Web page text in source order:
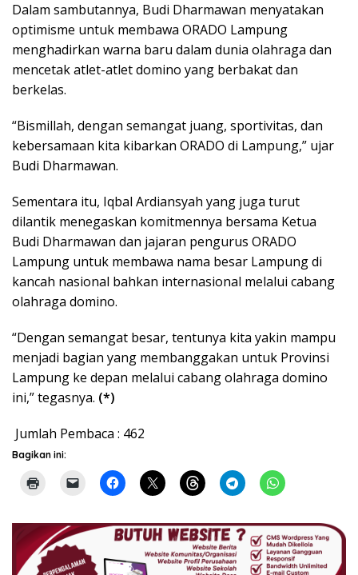
Dalam sambutannya, Budi Dharmawan menyatakan
optimisme untuk membawa ORADO Lampung
menghadirkan warna baru dalam dunia olahraga dan
mencetak atlet-atlet domino yang berbakat dan
berkelas.
“Bismillah, dengan semangat juang, sportivitas, dan
kebersamaan kita kibarkan ORADO di Lampung,” ujar
Budi Dharmawan.
Sementara itu, Iqbal Ardiansyah yang juga turut
dilantik menegaskan komitmennya bersama Ketua
Budi Dharmawan dan jajaran pengurus ORADO
Lampung untuk membawa nama besar Lampung di
kancah nasional bahkan internasional melalui cabang
olahraga domino.
“Dengan semangat besar, tentunya kita yakin mampu
menjadi bagian yang membanggakan untuk Provinsi
Lampung ke depan melalui cabang olahraga domino
ini,” tegasnya. (*)
Jumlah Pembaca : 462
Bagikan ini: